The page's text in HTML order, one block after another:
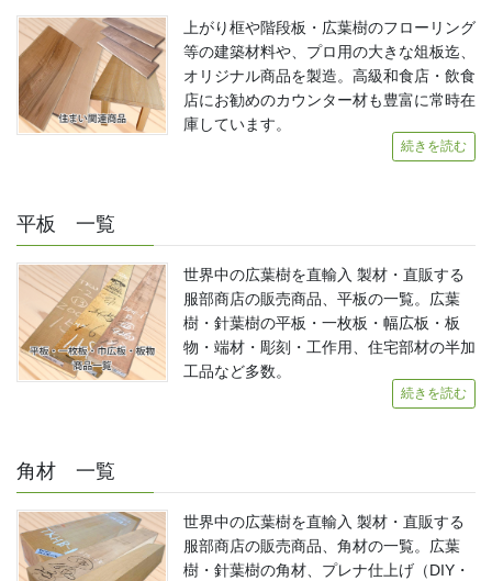
上がり框や階段板・広葉樹のフローリング
等の建築材料や、プロ用の大きな俎板迄、
オリジナル商品を製造。高級和食店・飲食
店にお勧めのカウンター材も豊富に常時在
庫しています。
続きを読む
平板 一覧
世界中の広葉樹を直輸入 製材・直販する
服部商店の販売商品、平板の一覧。広葉
樹・針葉樹の平板・一枚板・幅広板・板
物・端材・彫刻・工作用、住宅部材の半加
工品など多数。
続きを読む
角材 一覧
世界中の広葉樹を直輸入 製材・直販する
服部商店の販売商品、角材の一覧。広葉
樹・針葉樹の角材、プレナ仕上げ（DIY・